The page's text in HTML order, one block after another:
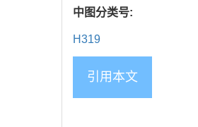
中图分类号:
H319
引用本文